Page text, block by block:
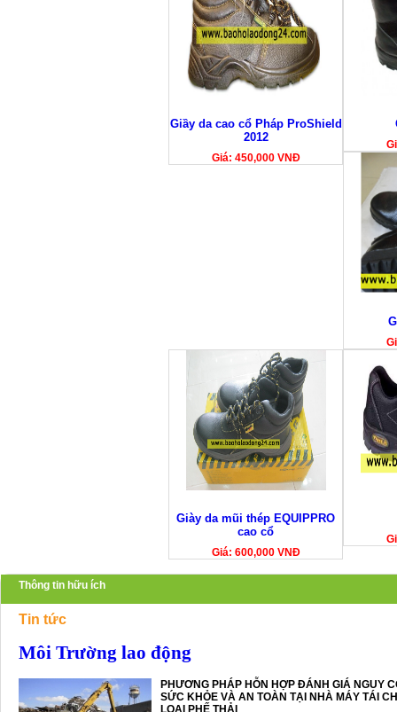
Giầy da cao cổ Pháp ProShield
2012
Giá: 450,000 VNĐ
Giày da mũi thép EQUIPPRO
cao cổ
Giá: 600,000 VNĐ
Thông tin hữu ích
Tin tức
Môi Trường lao động
PHƯƠNG PHÁP HỖN HỢP ĐÁNH GIÁ NGUY
SỨC KHỎE VÀ AN TOÀN TẠI NHÀ MÁY TÁI
LOẠI PHẾ THẢI